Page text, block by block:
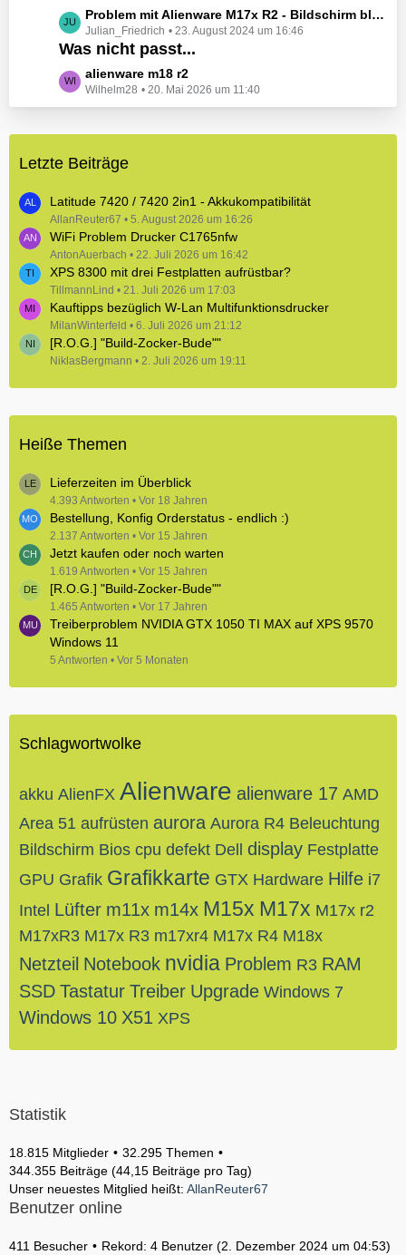
g
e
z
t
e
e
r
g
L
e
t
z
t
e
i
ä
g
e
Problem mit Alienware M17x R2 - Bildschirm bleibt schwarz beim Start
Julian_Friedrich 23. August 2024 um 16:46
Was nicht passt...
L
e
t
e
e
i
t
r
ä
g
e
alienware m18 r2
Wilhelm28 20. Mai 2026 um 11:40
Letzte Beiträge
Latitude 7420 / 7420 2in1 - Akkukompatibilität
AllanReuter67 5. August 2026 um 16:26
WiFi Problem Drucker C1765nfw
AntonAuerbach 22. Juli 2026 um 16:42
XPS 8300 mit drei Festplatten aufrüstbar?
TillmannLind 21. Juli 2026 um 17:03
Kauftipps bezüglich W-Lan Multifunktionsdrucker
MilanWinterfeld 6. Juli 2026 um 21:12
[R.O.G.] "Build-Zocker-Bude""
NiklasBergmann 2. Juli 2026 um 19:11
Heiße Themen
Lieferzeiten im Überblick
4.393 Antworten Vor 18 Jahren
Bestellung, Konfig Orderstatus - endlich :)
2.137 Antworten Vor 15 Jahren
Jetzt kaufen oder noch warten
1.619 Antworten Vor 15 Jahren
[R.O.G.] "Build-Zocker-Bude""
1.465 Antworten Vor 17 Jahren
Treiberproblem NVIDIA GTX 1050 TI MAX auf XPS 9570
Windows 11
5 Antworten Vor 5 Monaten
Schlagwortwolke
akku AlienFX Alienware alienware 17 AMD
Area 51 aufrüsten aurora Aurora R4 Beleuchtung
Bildschirm Bios cpu defekt Dell display Festplatte
GPU Grafik Grafikkarte GTX Hardware Hilfe i7
Intel Lüfter m11x m14x M15x M17x M17x r2
M17xR3 M17x R3 m17xr4 M17x R4 M18x
Netzteil Notebook nvidia Problem R3 RAM
SSD Tastatur Treiber Upgrade Windows 7
Windows 10 X51 XPS
Statistik
18.815 Mitglieder
32.295 Themen
344.355 Beiträge (44,15 Beiträge pro Tag)
Unser neuestes Mitglied heißt: AllanReuter67
Benutzer online
411 Besucher Rekord: 4 Benutzer (2. Dezember 2024 um 04:53)